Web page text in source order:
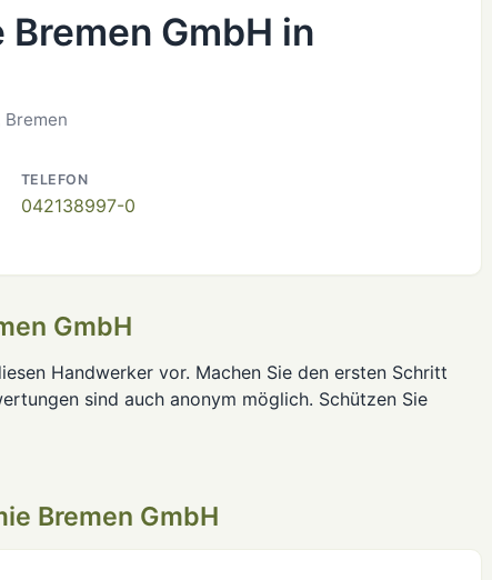
Bremen GmbH in
Bremen
TELEFON
042138997-0
GmbH
Handwerker vor. Machen Sie den ersten Schritt
sind auch anonym möglich. Schützen Sie
Bremen GmbH